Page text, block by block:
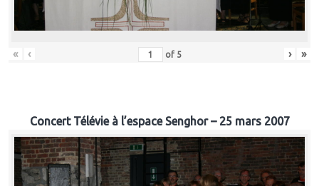
« ‹ of 5 › »
Concert Télévie à l’espace Senghor – 25 mars 2007